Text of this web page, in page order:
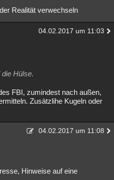
Realität verwechseln
04.02.2017 um 11:03
Hülse.
FBI, zumindest nach außen,
Zusätzlihe Kugeln oder
04.02.2017 um 11:08
Hinweise auf eine